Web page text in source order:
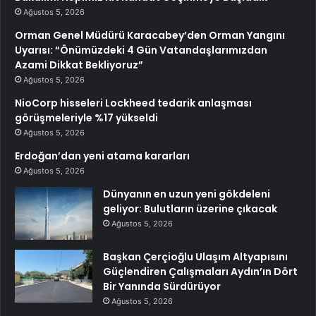
Ağustos 5, 2026
Orman Genel Müdürü Karacabey’den Orman Yangını
Uyarısı: “Önümüzdeki 4 Gün Vatandaşlarımızdan
Azami Dikkat Bekliyoruz”
Ağustos 5, 2026
NioCorp hisseleri Lockheed tedarik anlaşması
görüşmeleriyle %17 yükseldi
Ağustos 5, 2026
Erdoğan’dan yeni atama kararları
Ağustos 5, 2026
Dünyanın en uzun yeni gökdeleni
geliyor: Bulutların üzerine çıkacak
Ağustos 5, 2026
Başkan Çerçioğlu Ulaşım Altyapısını
Güçlendiren Çalışmaları Aydın’ın Dört
Bir Yanında Sürdürüyor
Ağustos 5, 2026